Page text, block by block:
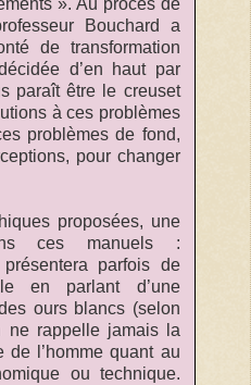
». Au procès de
Bouchard a
de transformation
d’en haut par
paraît être le creuset
à ces problèmes
problèmes de fond,
pour changer
proposées, une
ces manuels :
parfois de
en parlant d’une
ours blancs (selon
ne rappelle jamais la
de l’homme quant au
ou technique.